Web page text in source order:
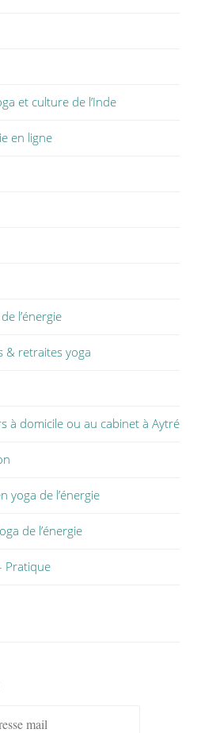
et culture de l’Inde
en ligne
l’énergie
& retraites yoga
à domicile ou au cabinet à Aytré
yoga de l’énergie
de l’énergie
Pratique